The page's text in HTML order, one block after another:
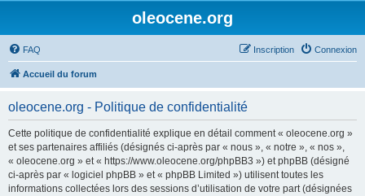
oleocene.org
FAQ Connexion
Inscription
Accueil du forum
oleocene.org - Politique de confidentialité
Cette politique de confidentialité explique en détail comment « oleocene.org »
et ses partenaires affiliés (désignés ci-après par « nous », « notre », « nos »,
« oleocene.org » et « https://www.oleocene.org/phpBB3 ») et phpBB (désigné
ci-après par « logiciel phpBB » et « phpBB Limited ») utilisent toutes les
informations collectées lors des sessions d’utilisation de votre part (désignées